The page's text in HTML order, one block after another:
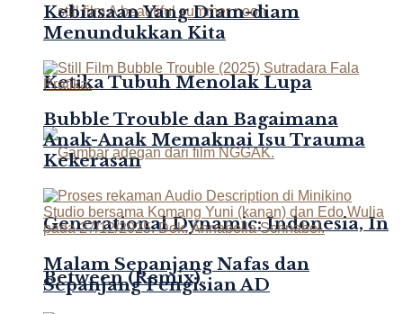
Ketika Tubuh Menolak Lupa
Generational Dynamic: Indonesia, In
Between (Remix)
Kebiasaan Yang Diam-diam
Menundukkan Kita
Bubble Trouble dan Bagaimana
Anak-Anak Memaknai Isu Trauma
Kekerasan
Malam Sepanjang Nafas dan
Sepanjang Pengisian AD